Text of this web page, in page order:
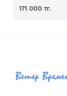
171 000 тг.